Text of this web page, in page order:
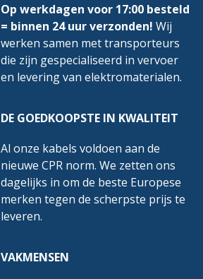
Op werkdagen voor 17:00 besteld
= binnen 24 uur verzonden! Wij
werken samen met transporteurs
die zijn gespecialiseerd in vervoer
en levering van elektromaterialen.
DE GOEDKOOPSTE IN KWALITEIT
Al onze kabels voldoen aan de
nieuwe CPR norm. We zetten ons
dagelijks in om de beste Europese
merken tegen de scherpste prijs te
leveren.
VAKMENSEN